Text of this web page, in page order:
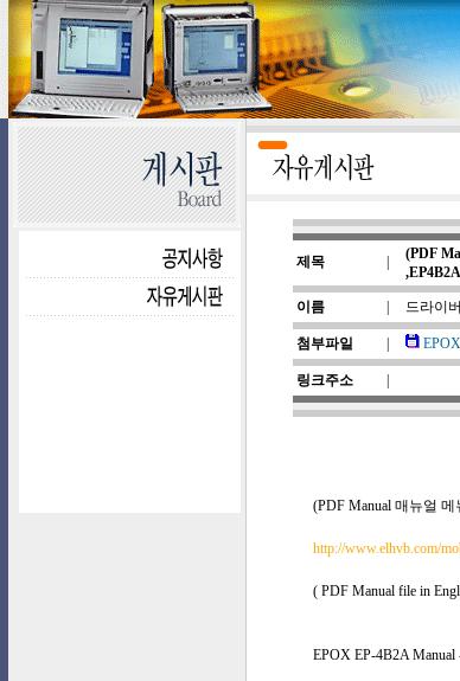
제목
(PDF
이름 드라이버
첨부파일
링크주소
(PDF Manual 매뉴얼 메
http://www.elhvb.com/
( PDF Manual file in
EPOX EP-4B2A